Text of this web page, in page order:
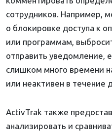
сотрудников. Например,
о блокировке доступа к
или программам,
отправить уведомление,
слишком много времени
или неактивен в течение
ActivTrak также
анализировать и